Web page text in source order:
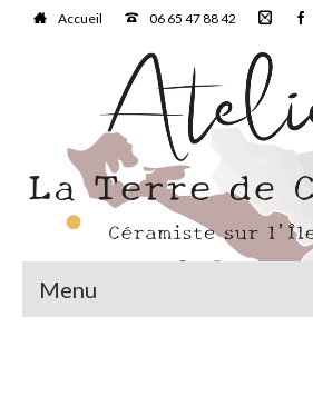
Accueil 06 65 47 88 42
Menu